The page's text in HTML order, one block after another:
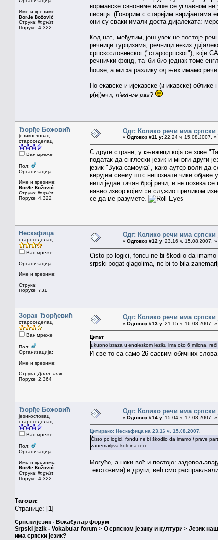
Име и презиме:
Đorđe Božović
Струка: lingvist
Поруке: 4.322
норманске синониме више се углавном не
писаца. (Говорим о старијим варијантама
они су сваки имали доста дијалеката:
Код нас, међутим, још увек не постоје
речници турцизама, речници неких
српскословенског ("старосрпског"), који
речнички фонд, тај би био једнак томе
house, а ми за разлику од њих имамо
Но екавске и ијекавске (и икавске)
р(иј)ечи, n'est-ce pas?
Ђорђе Божовић
језикословац
староседелац
Ван мреже
Пол:
Организација:
Име и презиме:
Đorđe Božović
Струка: lingvist
Поруке: 4.322
Одг: Колико речи има српски
« Одговор #11 у: 22.24 ч. 15.08.2007. »
С друге стране, у књижици која се зове
податак да енглески језик и многи други
језик "Вука самоука", како аутор воли да
верујем свему што непознате чике
нити један тачан број речи, и не позива
навео извор којим се служио приликом
се да ме разумете.
Нескафица
староседелац
Ван мреже
Организација:
Име и презиме:
Струка:
Поруке: 731
Одг: Колико речи има српски
« Одговор #12 у: 23.16 ч. 15.08.2007. »
Čisto po logici, fondu ne bi škodilo da imamo
srpski bogat glagolima, ne bi to bila
Зоран Ђорђевић
староседелац
Ван мреже
Пол:
Организација:
Име и презиме:
Струка: Дипл. инж.
Поруке: 2.364
Одг: Колико речи има српски
« Одговор #13 у: 21.15 ч. 16.08.2007. »
Цитат
ukupno izraza u engleskom jeziku ima oko 6 milona.
И све то са само 26 сасвим обичних
Ђорђе Божовић
језикословац
староседелац
Ван мреже
Пол:
Организација:
Име и презиме:
Đorđe Božović
Струка: lingvist
Поруке: 4.322
Одг: Колико речи има српски
« Одговор #14 у: 15.04 ч. 17.08.2007. »
Цитирано: Нескафица на 23.16 ч. 15.08.2007.
Čisto po logici, fondu ne bi škodilo da imamo iprave
zanemarljiva količina reči.
Могуће, а неки већ и постоје:
текстовима) и други; већ смо
Тагови:
Странице: [1]
Српски језик - Вокабулар форум
Srpski jezik - Vokabular forum > О српском језику и култури > Језик
има српски језик?